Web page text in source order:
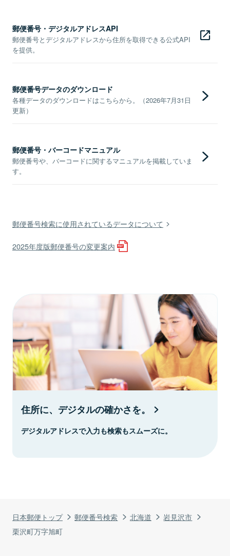
日本郵便トップ 郵便番号検索 北海道
岩見沢市
栗沢町万字旭町
郵便番号・デジタルアドレスAPI
郵便番号とデジタルアドレスから住所を取得できる公式API
を提供。
郵便番号データのダウンロード
各種データのダウンロードはこちらから。（2026年7月31日
更新）
郵便番号・バーコードマニュアル
郵便番号や、バーコードに関するマニュアルを掲載していま
す。
郵便番号検索に使用されているデータについて
2025年度版郵便番号の変更案内
住所に、デジタルの確かさを。
デジタルアドレスで入力も検索もスムーズに。